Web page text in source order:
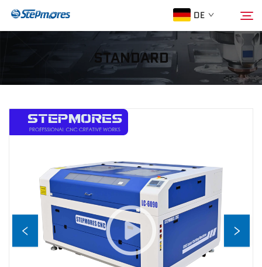
DE
Über Uns
Leitfaden
Kauf
Video
Suche
STANDARD